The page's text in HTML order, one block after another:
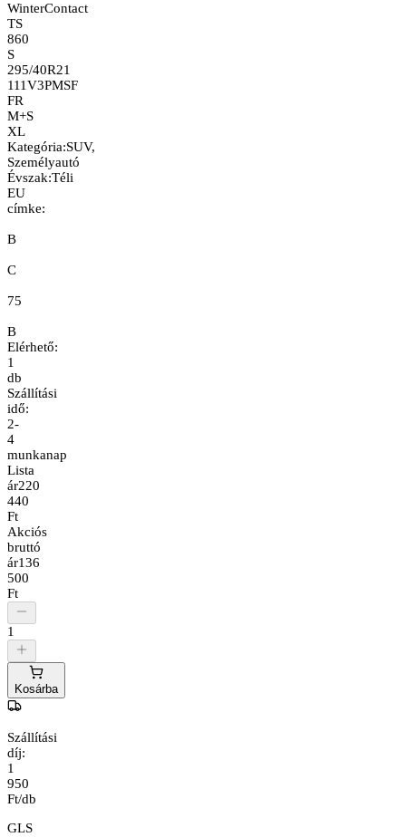
WinterContact
TS
860
S
295/40R21
111V3PMSF
FR
M+S
XL
Kategória:SUV,
Személyautó
Évszak:Téli
EU
címke:
B
C
75
B
Elérhető:
1
db
Szállítási
idő:
2-
4
munkanap
Lista
ár220
440
Ft
Akciós
bruttó
ár136
500
Ft
1
Kosárba
Szállítási
díj:
1
950
Ft/db
GLS